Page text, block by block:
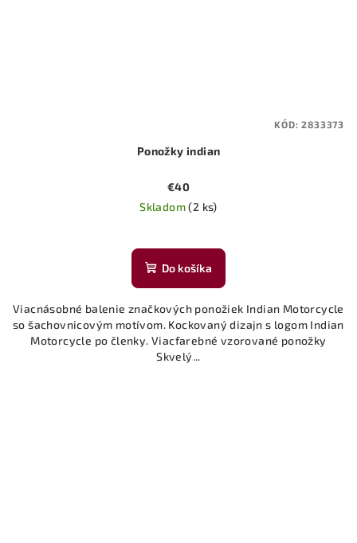
Ponožky indian
€40
Skladom(2 ks)
Do košíka
Viacnásobné balenie značkových ponožiek Indian Motorcycle
so šachovnicovým motívom. Kockovaný dizajn s logom Indian
Motorcycle po členky. Viacfarebné vzorované ponožky
Skvelý...
KÓD:2833373